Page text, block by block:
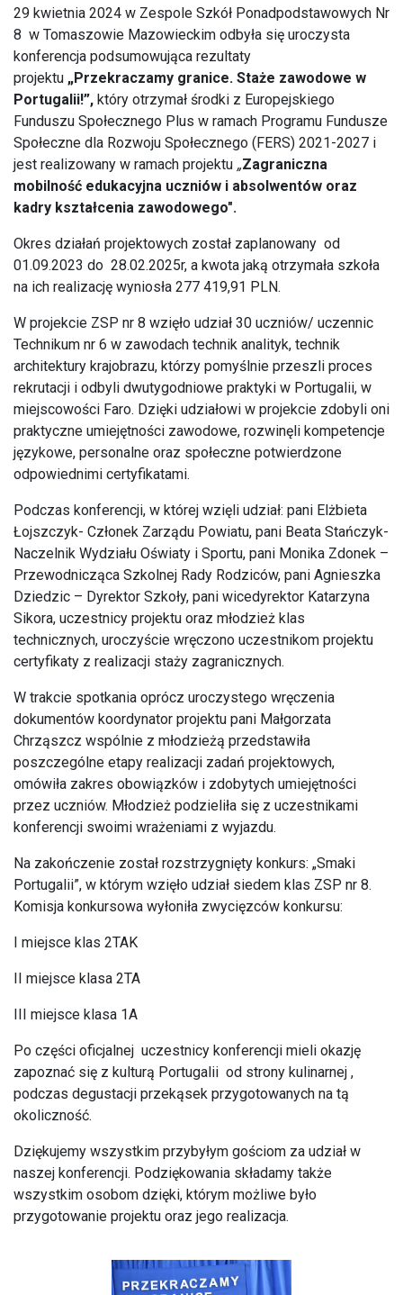
29 kwietnia 2024 w Zespole Szkół Ponadpodstawowych Nr
8 w Tomaszowie Mazowieckim odbyła się uroczysta
konferencja podsumowująca rezultaty
projektu „Przekraczamy granice. Staże zawodowe w
Portugalii!”, który otrzymał środki z Europejskiego
Funduszu Społecznego Plus w ramach Programu Fundusze
Społeczne dla Rozwoju Społecznego (FERS) 2021-2027 i
jest realizowany w ramach projektu „Zagraniczna
mobilność edukacyjna uczniów i absolwentów oraz
kadry kształcenia zawodowego".
Okres działań projektowych został zaplanowany od
01.09.2023 do 28.02.2025r, a kwota jaką otrzymała szkoła
na ich realizację wyniosła 277 419,91 PLN.
W projekcie ZSP nr 8 wzięło udział 30 uczniów/ uczennic
Technikum nr 6 w zawodach technik analityk, technik
architektury krajobrazu, którzy pomyślnie przeszli proces
rekrutacji i odbyli dwutygodniowe praktyki w Portugalii, w
miejscowości Faro. Dzięki udziałowi w projekcie zdobyli oni
praktyczne umiejętności zawodowe, rozwinęli kompetencje
językowe, personalne oraz społeczne potwierdzone
odpowiednimi certyfikatami.
Podczas konferencji, w której wzięli udział: pani Elżbieta
Łojszczyk- Członek Zarządu Powiatu, pani Beata Stańczyk-
Naczelnik Wydziału Oświaty i Sportu, pani Monika Zdonek –
Przewodnicząca Szkolnej Rady Rodziców, pani Agnieszka
Dziedzic – Dyrektor Szkoły, pani wicedyrektor Katarzyna
Sikora, uczestnicy projektu oraz młodzież klas
technicznych, uroczyście wręczono uczestnikom projektu
certyfikaty z realizacji staży zagranicznych.
W trakcie spotkania oprócz uroczystego wręczenia
dokumentów koordynator projektu pani Małgorzata
Chrząszcz wspólnie z młodzieżą przedstawiła
poszczególne etapy realizacji zadań projektowych,
omówiła zakres obowiązków i zdobytych umiejętności
przez uczniów. Młodzież podzieliła się z uczestnikami
konferencji swoimi wrażeniami z wyjazdu.
Na zakończenie został rozstrzygnięty konkurs: „Smaki
Portugalii”, w którym wzięło udział siedem klas ZSP nr 8.
Komisja konkursowa wyłoniła zwycięzców konkursu:
I miejsce klas 2TAK
II miejsce klasa 2TA
III miejsce klasa 1A
Po części oficjalnej uczestnicy konferencji mieli okazję
zapoznać się z kulturą Portugalii od strony kulinarnej ,
podczas degustacji przekąsek przygotowanych na tą
okoliczność.
Dziękujemy wszystkim przybyłym gościom za udział w
naszej konferencji. Podziękowania składamy także
wszystkim osobom dzięki, którym możliwe było
przygotowanie projektu oraz jego realizacja.